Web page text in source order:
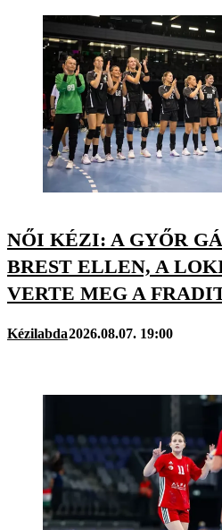
NŐI KÉZI: A GYŐR
BREST ELLEN, A
VERTE MEG A
Kézilabda2026.08.07. 19:00